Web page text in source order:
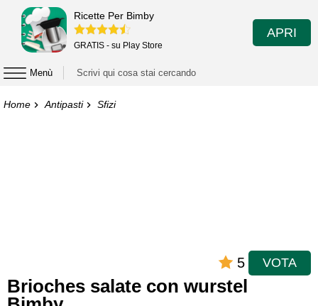
Ricette Per Bimby
GRATIS - su Play Store
APRI
Menù
Home Antipasti Sfizi
5 VOTA
Brioches salate con wurstel